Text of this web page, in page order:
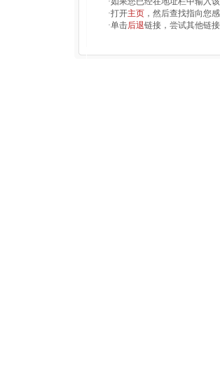
·打开主页 ，然后查找指向您
·单击后退链接，尝试其他链